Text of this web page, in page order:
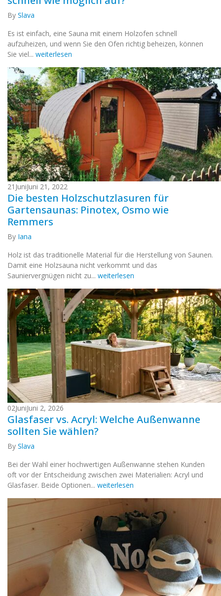
By Slava
Es ist einfach, eine Sauna mit einem Holzofen schnell
aufzuheizen, und wenn Sie den Ofen richtig beheizen, können
Sie viel... weiterlesen
21 JuniJuni 21, 2022
Die besten Holzschutzlasuren für
Gartensaunas: Pinotex, Osmo wie
Remmers
By Iana
Holz ist das traditionelle Material für die Herstellung von Saunen.
Damit eine Holzsauna nicht verkommt und das
Sauniervergnügen nicht zu... weiterlesen
02JuniJuni 2, 2026
Glasfaser vs. Acryl: Welche Außenwanne
sollten Sie wählen?
By Slava
Bei der Wahl einer hochwertigen Außenwanne stehen Kunden
oft vor der Entscheidung zwischen zwei Materialien: Acryl und
Glasfaser. Beide Optionen... weiterlesen